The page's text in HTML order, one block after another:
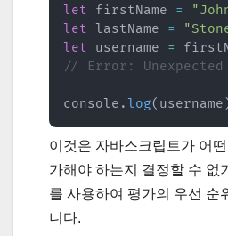
let firstName =
let lastName =
let username =
// Error:
console .log( username
이것은 자바스크립트가 어
가해야 하는지 결정할 수 없
를 사용하여 평가의 우선 순
니다.